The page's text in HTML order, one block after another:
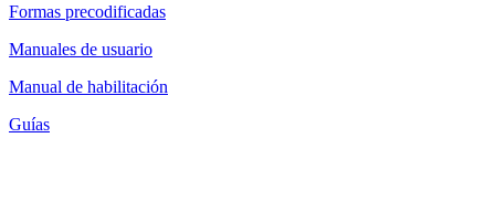
Formas precodificadas
Manuales de usuario
Manual de habilitación
Guías